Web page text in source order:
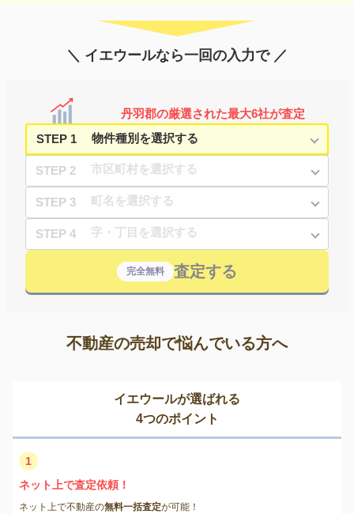
＼ イエウールなら一回の入力で ／
丹羽郡の厳選された最大6社が査定
STEP 1
STEP 2
STEP 3
STEP 4
完全無料 査定する
不動産の売却で悩んでいる方へ
イエウールが選ばれる
4つのポイント
1
ネット上で査定依頼！
ネット上で不動産の無料一括査定が可能！